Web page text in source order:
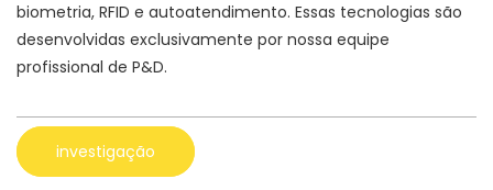
biometria, RFID e autoatendimento. Essas tecnologias são
desenvolvidas exclusivamente por nossa equipe
profissional de P&D.
investigação